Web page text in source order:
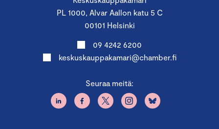
PL 1000, Alvar Aallon katu 5 C
00101 Helsinki
09 4242 6200
keskuskauppakamari@chamber.fi
Seuraa meitä: